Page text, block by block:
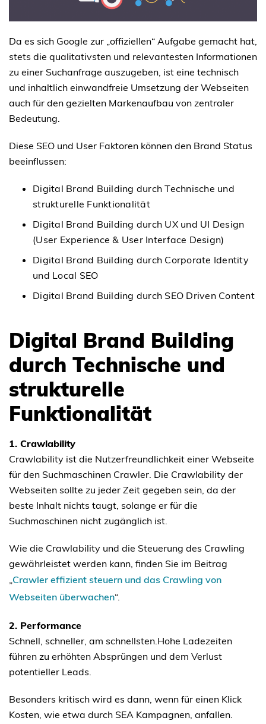
Da es sich Google zur „offiziellen“ Aufgabe gemacht hat,
stets die qualitativsten und relevantesten Informationen
zu einer Suchanfrage auszugeben, ist eine technisch
und inhaltlich einwandfreie Umsetzung der Webseiten
auch für den gezielten Markenaufbau von zentraler
Bedeutung.
Diese SEO und User Faktoren können den Brand Status
beeinflussen:
Digital Brand Building durch Technische und
strukturelle Funktionalität
Digital Brand Building durch UX und UI Design
(User Experience & User Interface Design)
Digital Brand Building durch Corporate Identity
und Local SEO
Digital Brand Building durch SEO Driven Content
Digital Brand Building
durch Technische und
strukturelle
Funktionalität
1. Crawlability
Crawlability ist die Nutzerfreundlichkeit einer Webseite
für den Suchmaschinen Crawler. Die Crawlability der
Webseiten sollte zu jeder Zeit gegeben sein, da der
beste Inhalt nichts taugt, solange er für die
Suchmaschinen nicht zugänglich ist.
Wie die Crawlability und die Steuerung des Crawling
gewährleistet werden kann, finden Sie im Beitrag
„Crawler effizient steuern und das Crawling von
Webseiten überwachen“.
2. Performance
Schnell, schneller, am schnellsten.Hohe Ladezeiten
führen zu erhöhten Absprüngen und dem Verlust
potentieller Leads.
Besonders kritisch wird es dann, wenn für einen Klick
Kosten, wie etwa durch SEA Kampagnen, anfallen.